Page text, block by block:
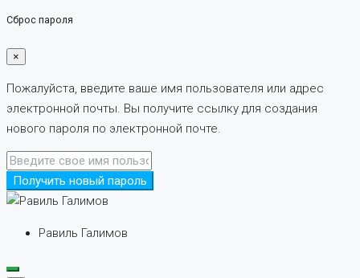
Сброс пароля
×
Пожалуйста, введите ваше имя пользователя или адрес
электронной почты. Вы получите ссылку для создания
нового пароля по электронной почте.
Получить новый пароль
Равиль Галимов